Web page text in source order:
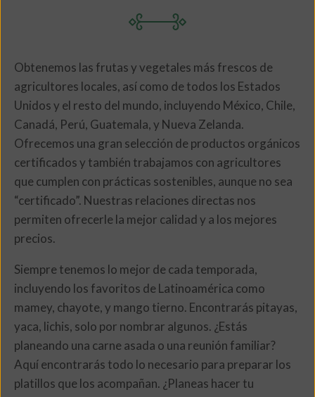
Obtenemos las frutas y vegetales más frescos de
agricultores locales, así como de todos los Estados
Unidos y el resto del mundo, incluyendo México, Chile,
Canadá, Perú, Guatemala, y Nueva Zelanda.
Ofrecemos una gran selección de productos orgánicos
certificados y también trabajamos con agricultores
que cumplen con prácticas sostenibles, aunque no sea
“certificado”. Nuestras relaciones directas nos
permiten ofrecerle la mejor calidad y a los mejores
precios.
Siempre tenemos lo mejor de cada temporada,
incluyendo los favoritos de Latinoamérica como
mamey, chayote, y mango tierno. Encontrarás pitayas,
yaca, lichis, solo por nombrar algunos. ¿Estás
planeando una carne asada o una reunión familiar?
Aquí encontrarás todo lo necesario para preparar los
platillos que los acompañan. ¿Planeas hacer tu